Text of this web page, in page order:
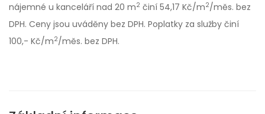
nájemné u kanceláří nad 20 m2 činí 54,17 Kč/m2/měs. bez
DPH. Ceny jsou uváděny bez DPH. Poplatky za služby činí
100,- Kč/m2/měs. bez DPH.